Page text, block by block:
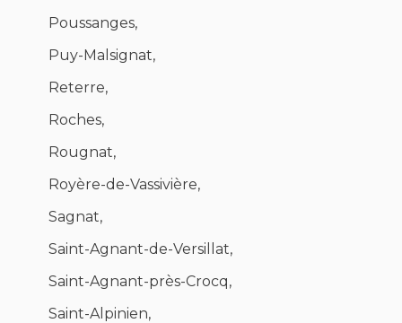
Poussanges,
Puy-Malsignat,
Reterre,
Roches,
Rougnat,
Royère-de-Vassivière,
Sagnat,
Saint-Agnant-de-Versillat,
Saint-Agnant-près-Crocq,
Saint-Alpinien,